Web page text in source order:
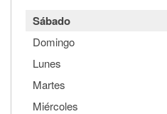
Sábado
Domingo
Lunes
Martes
Miércoles